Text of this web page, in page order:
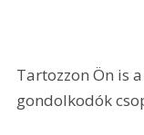
Tartozzon Ön is
gondolkodók